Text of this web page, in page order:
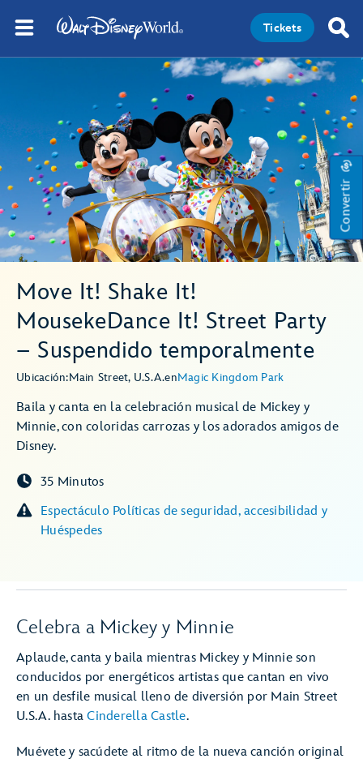
Tickets
Convertir
Move It! Shake It!
MousekeDance It! Street Party
– Suspendido temporalmente
Ubicación:Main Street, U.S.A.enMagic Kingdom Park
Baila y canta en la celebración musical de Mickey y
Minnie, con coloridas carrozas y los adorados amigos de
Disney.
35 Minutos
Espectáculo Políticas de seguridad, accesibilidad y
Huéspedes
Celebra a Mickey y Minnie
Aplaude, canta y baila mientras Mickey y Minnie son
conducidos por energéticos artistas que cantan en vivo
en un desfile musical lleno de diversión por Main Street
U.S.A. hastaCinderella Castle.
Muévete y sacúdete al ritmo de la nueva canción original